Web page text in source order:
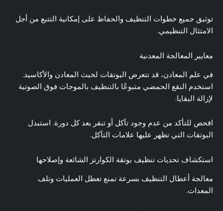
توثيق جميع خطوات التنظيف والحفاظ على إمكانية التتبع من أجل
الامتثال التنظيمي.
معايير المعالجة المعدنية
في علم المعادن، قد تتعرض البوتقات لخبث المعادن والأكاسيد.
استخدم النقع الحمضي متبوعًا بالتنظيف بالموجات فوق الصوتية
لإزالة البقايا.
افحص للتأكد من عدم وجود تآكل أو تنقر بعد كل دورة. استبدل
البوتقات التي تظهر عليها علامات التآكل.
استكشاف تحديات تنظيف بوتقة الكوارتز الشائعة وإصلاحها
معالجة أعطال التنظيف بسرعة تمنع تعطل العمليات وتلف
المعدات.